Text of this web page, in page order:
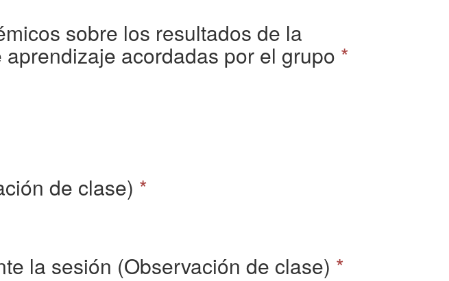
sobre los resultados de la
acordadas por el grupo *
de clase) *
la sesión (Observación de clase) *